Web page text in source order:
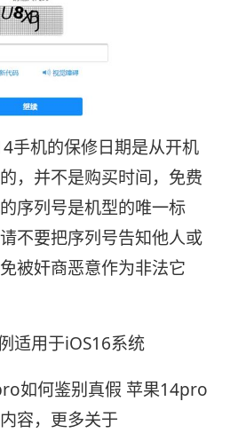
手机的保修日期是从开机
，并不是购买时间，免费
序列号是机型的唯一标
不要把序列号告知他人或
被奸商恶意作为非法它
适用于iOS16系统
如何鉴别真假 苹果14pro
容，更多关于